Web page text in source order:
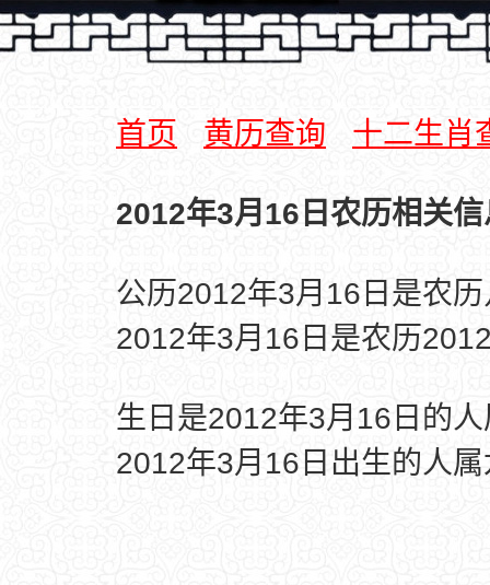
首页 黄历查询 十二生肖
2012年3月16日农历相关
公历2012年3月16日是农
2012年3月16日是农历
生日是2012年3月16日的
2012年3月16日出生的人